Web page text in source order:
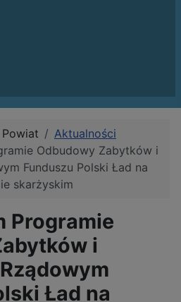
Powiat
Aktualności
Odbudowy Zabytków i
Funduszu Polski Ład na
skarżyskim
Programie
i
Ład na